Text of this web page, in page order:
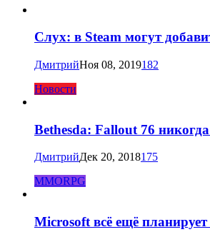
Слух: в Steam могут
ДмитрийНоя 08, 2019182
Новости
Bethesda: Fallout 76
ДмитрийДек 20, 2018175
MMORPG
Microsoft всё ещё